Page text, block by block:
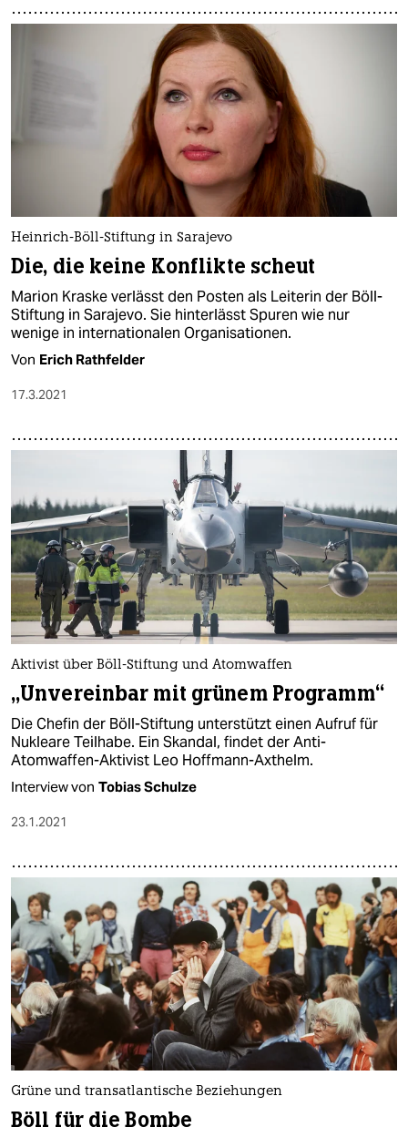
Heinrich-Böll-Stiftung in Sarajevo
Die, die keine Konflikte scheut
Marion Kraske verlässt den Posten als Leiterin der Böll-
Stiftung in Sarajevo. Sie hinterlässt Spuren wie nur
wenige in internationalen Organisationen.
Von Erich Rathfelder
17.3.2021
Aktivist über Böll-Stiftung und Atomwaffen
„Unvereinbar mit grünem Programm“
Die Chefin der Böll-Stiftung unterstützt einen Aufruf für
Nukleare Teilhabe. Ein Skandal, findet der Anti-
Atomwaffen-Aktivist Leo Hoffmann-Axthelm.
Interview von Tobias Schulze
23.1.2021
Grüne und transatlantische Beziehungen
Böll für die Bombe